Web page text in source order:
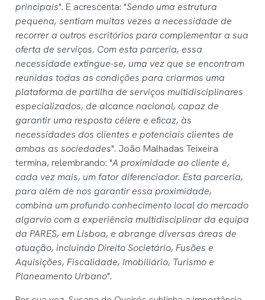
principais". E acrescenta: "Sendo uma estrutura
pequena, sentiam muitas vezes a necessidade de
recorrer a outros escritórios para complementar a sua
oferta de serviços. Com esta parceria, essa
necessidade extingue-se, uma vez que se encontram
reunidas todas as condições para criarmos uma
plataforma de partilha de serviços multidisciplinares
especializados, de alcance nacional, capaz de
garantir uma resposta célere e eficaz, às
necessidades dos clientes e potenciais clientes de
ambas as sociedades". João Malhadas Teixeira
termina, relembrando: "A proximidade ao cliente é,
cada vez mais, um fator diferenciador. Esta parceria,
para além de nos garantir essa proximidade,
combina um profundo conhecimento local do mercado
algarvio com a experiência multidisciplinar da equipa
da PARES, em Lisboa, e abrange diversas áreas de
atuação, incluindo Direito Societário, Fusões e
Aquisições, Fiscalidade, Imobiliário, Turismo e
Planeamento Urbano".